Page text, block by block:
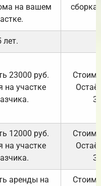
на вашем
лет.
23000 руб.
на участке
12000 руб.
на участке
аренды на